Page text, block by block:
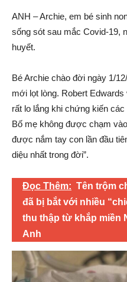
ANH – Archie, em bé sinh
sống sót sau mắc Covid-19,
huyết.
Bé Archie chào đời ngày 1/
mới lọt lòng. Robert
rất lo lắng khi chứng kiến
Bố mẹ không được chạm
được nắm tay con lần đầu
diệu nhất trong đời”.
Đọc Thêm: Tên trộm
đã bị bắt với nhiều
thu thập từ khắp miền
Anh